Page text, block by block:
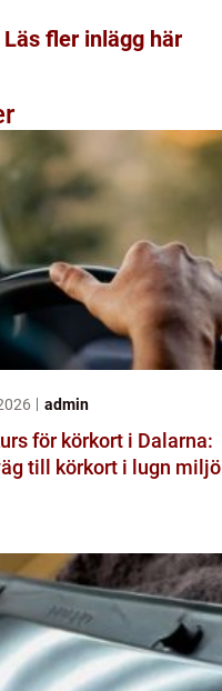
Läs fler inlägg här
admin
för körkort i Dalarna:
till körkort i lugn miljö